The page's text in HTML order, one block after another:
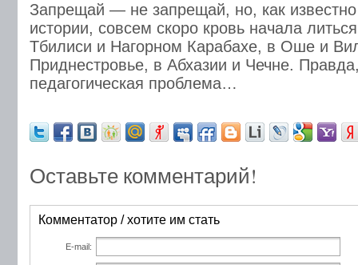
Запрещай — не запрещай, но, как
истории, совсем скоро кровь начала
Тбилиси и Нагорном Карабахе, в Оше и
Приднестровье, в Абхазии и Чечне.
педагогическая проблема…
Оставьте комментарий!
Комментатор / хотите им стать
E-mail: